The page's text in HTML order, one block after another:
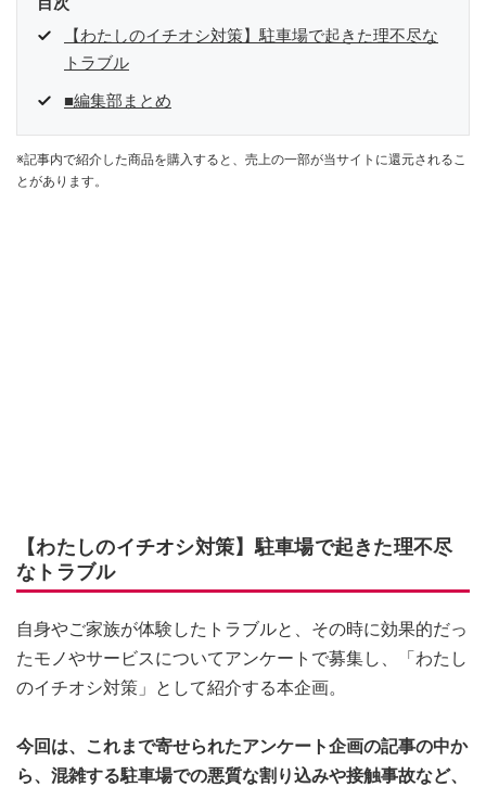
【わたしのイチオシ対策】駐車場で起きた理不尽な
トラブル
■編集部まとめ
※記事内で紹介した商品を購入すると、売上の一部が当サイトに還元されるこ
とがあります。
【わたしのイチオシ対策】駐車場で起きた理不尽
なトラブル
自身やご家族が体験したトラブルと、その時に効果的だっ
たモノやサービスについてアンケートで募集し、「わたし
のイチオシ対策」として紹介する本企画。
今回は、これまで寄せられたアンケート企画の記事の中か
ら、混雑する駐車場での悪質な割り込みや接触事故など、